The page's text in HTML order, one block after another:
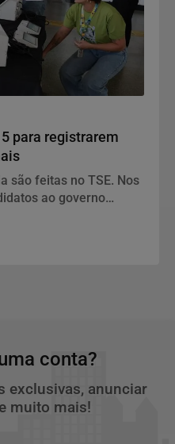
para registrarem
são feitas no TSE. Nos
ao governo
conta?
exclusivas, anunciar
muito mais!